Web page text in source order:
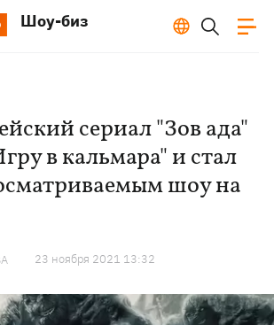
Шоу-биз
сериал "Зов ада"
в кальмара" и стал
шоу на
23 ноября 2021 13:32